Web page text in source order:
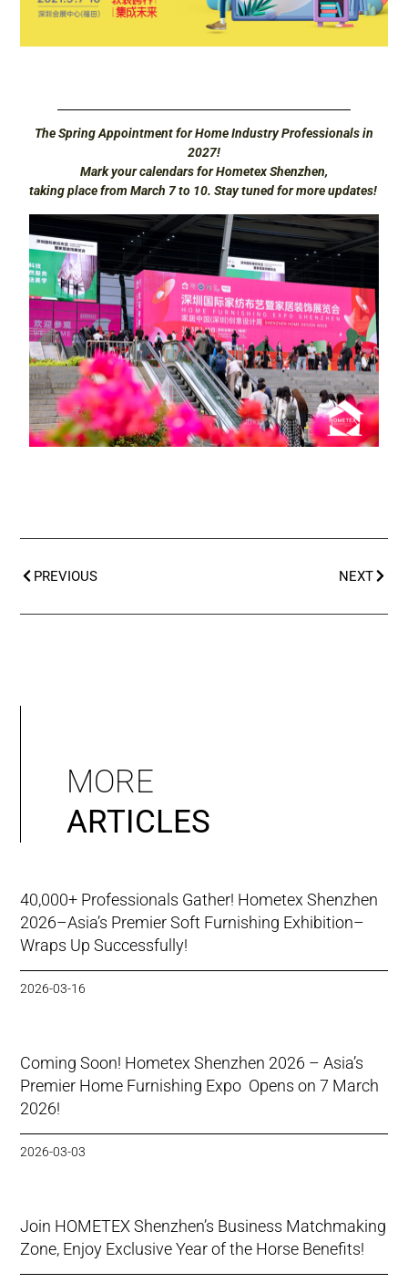
The Spring Appointment for Home Industry Professionals in
2027!
Mark your calendars for Hometex Shenzhen,
taking place from March 7 to 10. Stay tuned for more updates!
PREVIOUS NEXT
MORE
ARTICLES
40,000+ Professionals Gather! Hometex Shenzhen
2026–Asia’s Premier Soft Furnishing Exhibition–
Wraps Up Successfully!
2026-03-16
Coming Soon! Hometex Shenzhen 2026 – Asia’s
Premier Home Furnishing Expo Opens on 7 March
2026!
2026-03-03
Join HOMETEX Shenzhen’s Business Matchmaking
Zone, Enjoy Exclusive Year of the Horse Benefits!